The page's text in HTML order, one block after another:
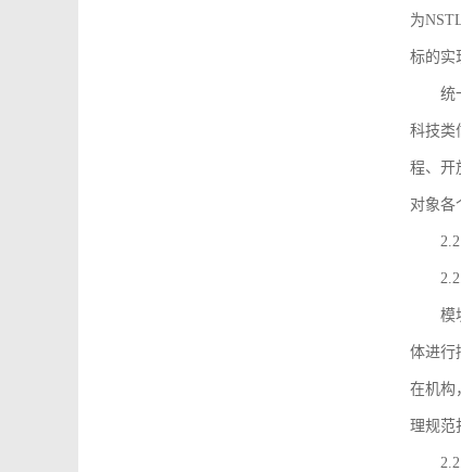
为
标的实
统
科技类
程、开
对象各
模
体进行
在机构
理规范